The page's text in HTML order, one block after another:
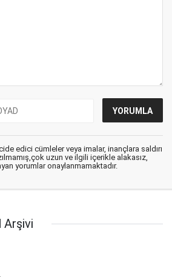
edici cümleler veya imalar, inançlara saldırı
uzun ve ilgili içerikle alakasız,
yorumlar onaylanmamaktadır.
Arşivi